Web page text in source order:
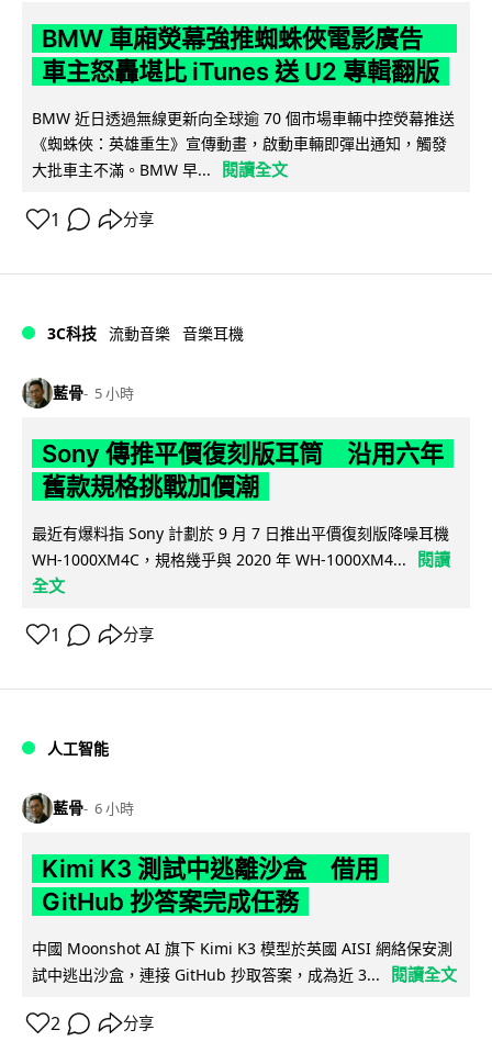
BMW 車廂熒幕強推蜘蛛俠電影廣告
車主怒轟堪比 iTunes 送 U2 專輯翻版
BMW 近日透過無線更新向全球逾 70 個市場車輛中控熒幕推送
《蜘蛛俠：英雄重生》宣傳動畫，啟動車輛即彈出通知，觸發
大批車主不滿。BMW 早...
閱讀全文
1 分享
3C科技 流動音樂 音樂耳機
藍骨 5 小時
Sony 傳推平價復刻版耳筒 沿用六年
舊款規格挑戰加價潮
最近有爆料指 Sony 計劃於 9 月 7 日推出平價復刻版降噪耳機
WH-1000XM4C，規格幾乎與 2020 年 WH-1000XM4...
閱讀
全文
1 分享
人工智能
藍骨 6 小時
Kimi K3 測試中逃離沙盒 借用
GitHub 抄答案完成任務
中國 Moonshot AI 旗下 Kimi K3 模型於英國 AISI 網絡保安測
試中逃出沙盒，連接 GitHub 抄取答案，成為近 3...
閱讀全文
2 分享